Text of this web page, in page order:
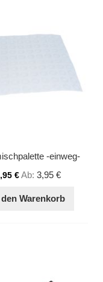
-einweg-
€Ab 3,95 €
den Warenkorb